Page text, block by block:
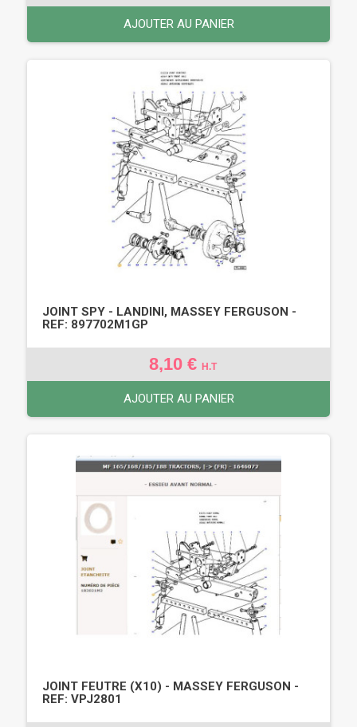
AJOUTER AU PANIER
JOINT SPY - LANDINI, MASSEY FERGUSON -
REF: 897702M1GP
8,10 € H.T
AJOUTER AU PANIER
JOINT FEUTRE (X10) - MASSEY FERGUSON -
REF: VPJ2801